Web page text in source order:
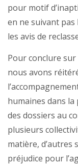
pour motif
en ne suivant
les avis de
Pour conclure
nous avons
humaines dans
des dossiers au
plusieurs
matière, d’autres
préjudice pour